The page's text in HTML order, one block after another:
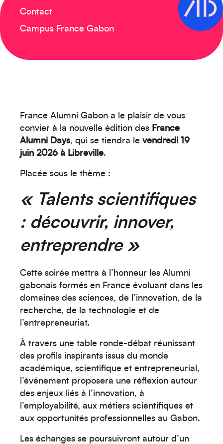
Contact
Campus France Gabon
France Alumni Gabon a le plaisir de vous
convier à la nouvelle édition des France
Alumni Days, qui se tiendra le vendredi 19
juin 2026 à Libreville.
Placée sous le thème :
« Talents scientifiques
: découvrir, innover,
entreprendre »
Cette soirée mettra à l’honneur les Alumni
gabonais formés en France évoluant dans les
domaines des sciences, de l’innovation, de la
recherche, de la technologie et de
l’entrepreneuriat.
À travers une table ronde-débat réunissant
des profils inspirants issus du monde
académique, scientifique et entrepreneurial,
l’événement proposera une réflexion autour
des enjeux liés à l’innovation, à
l’employabilité, aux métiers scientifiques et
aux opportunités professionnelles au Gabon.
Les échanges se poursuivront autour d’un